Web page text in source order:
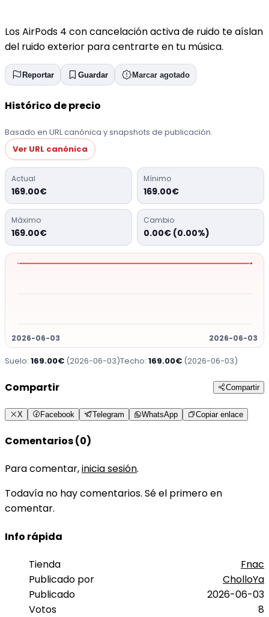
Los AirPods 4 con cancelación activa de ruido te aíslan
del ruido exterior para centrarte en tu música.
Reportar Guardar Marcar agotado
Histórico de precio
Basado en URL canónica y snapshots de publicación.
Ver URL canónica
Actual
169.00€
Mínimo
169.00€
Máximo
169.00€
Cambio
0.00€ (0.00%)
2026-06-03 2026-06-03
Suelo: 169.00€ (2026-06-03)Techo: 169.00€ (2026-06-03)
Compartir Compartir
X Facebook Telegram WhatsApp Copiar enlace
Comentarios (0)
Para comentar,inicia sesión.
Todavía no hay comentarios. Sé el primero en
comentar.
Info rápida
Tienda
Fnac
Publicado por
CholloYa
Publicado
2026-06-03
Votos
8